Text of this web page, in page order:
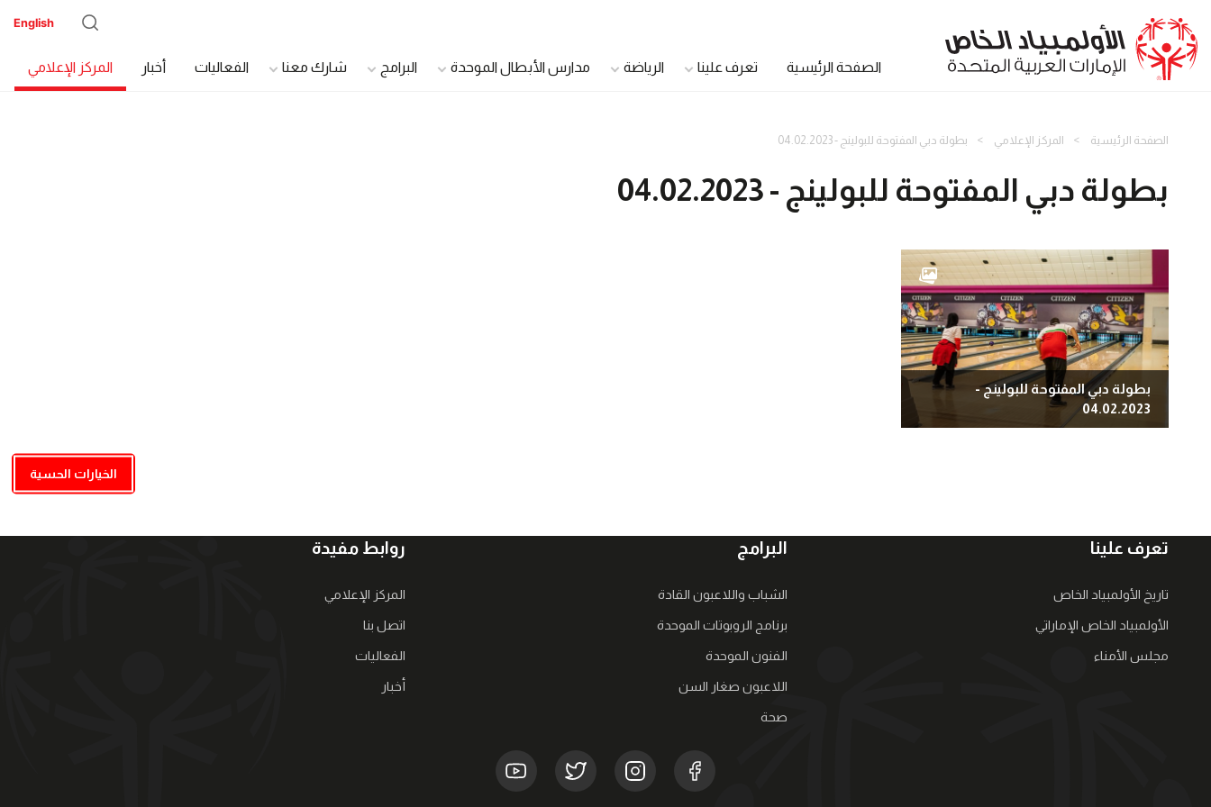
الخيارات الحسية
English
الصفحة الرئيسية تعرف علينا الرياضة مدارس الأبطال الموحدة البرامج شارك معنا الفعاليات أخبار المركز الإعلامي
الصفحة الرئيسية المركز الإعلامي بطولة دبي المفتوحة للبولينج - 04.02.2023
بطولة دبي المفتوحة للبولينج - 04.02.2023
بطولة دبي المفتوحة للبولينج -
04.02.2023
تعرف علينا
تاريخ الأولمبياد الخاص
الأولمبياد الخاص الإماراتي
مجلس الأمناء
البرامج
الشباب واللاعبون القادة
برنامج الروبوتات الموحدة
الفنون الموحدة
اللاعبون صغار السن
صحة
روابط مفيدة
المركز الإعلامي
اتصل بنا
الفعاليات
أخبار